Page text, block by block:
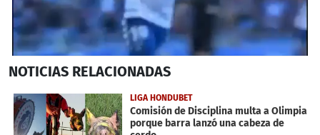
seconds
39
seconds
NOTICIAS RELACIONADAS
LIGA HONDUBET
Comisión de Disciplina multa a Olimpia
porque barra lanzó una cabeza de